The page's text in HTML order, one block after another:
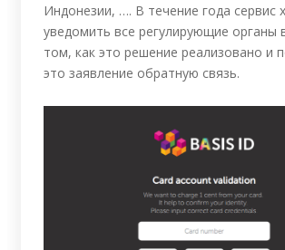
Индонезии, …. В течение года сервис
уведомить все регулирующие органы
том, как это решение реализовано и
это заявление обратную связь.